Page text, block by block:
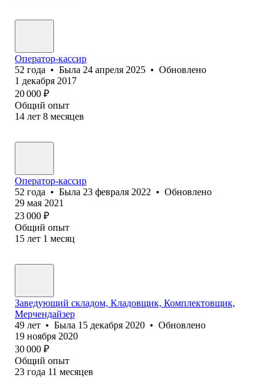
Оператор-кассир
52 года • Была 24 апреля 2025 • Обновлено
1 декабря 2017
20 000 ₽
Общий опыт
14 лет 8 месяцев
Оператор-кассир
52 года • Была 23 февраля 2022 • Обновлено
29 мая 2021
23 000 ₽
Общий опыт
15 лет 1 месяц
Заведующий складом, Кладовщик, Комплектовщик,
Мерчендайзер
49 лет • Была 15 декабря 2020 • Обновлено
19 ноября 2020
30 000 ₽
Общий опыт
23 года 11 месяцев